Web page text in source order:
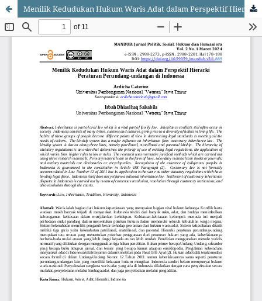
Menilik Kedudukan Hukum Waris Adat dalam Perspektif Hierarki Peraturan Perundang-undangan di Indonesia